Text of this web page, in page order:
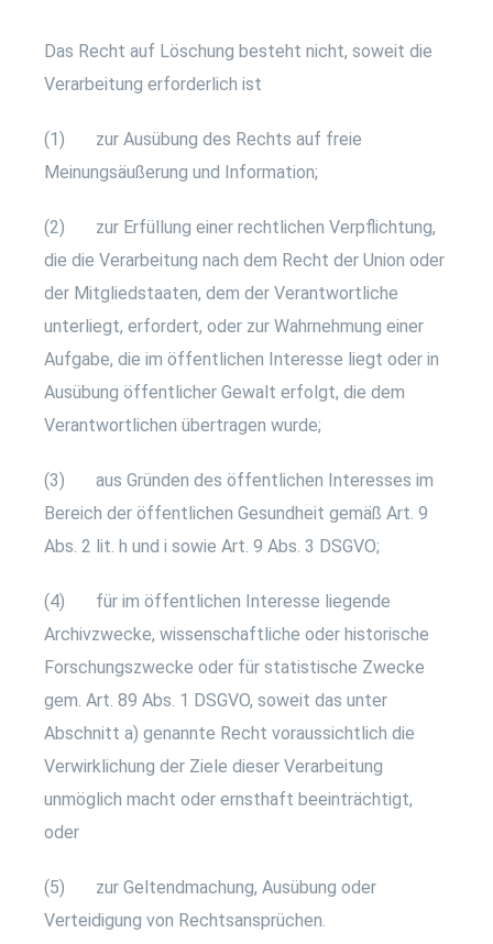
Das Recht auf Löschung besteht nicht, soweit die
Verarbeitung erforderlich ist
(1) zur Ausübung des Rechts auf freie
Meinungsäußerung und Information;
(2) zur Erfüllung einer rechtlichen Verpflichtung,
die die Verarbeitung nach dem Recht der Union oder
der Mitgliedstaaten, dem der Verantwortliche
unterliegt, erfordert, oder zur Wahrnehmung einer
Aufgabe, die im öffentlichen Interesse liegt oder in
Ausübung öffentlicher Gewalt erfolgt, die dem
Verantwortlichen übertragen wurde;
(3) aus Gründen des öffentlichen Interesses im
Bereich der öffentlichen Gesundheit gemäß Art. 9
Abs. 2 lit. h und i sowie Art. 9 Abs. 3 DSGVO;
(4) für im öffentlichen Interesse liegende
Archivzwecke, wissenschaftliche oder historische
Forschungszwecke oder für statistische Zwecke
gem. Art. 89 Abs. 1 DSGVO, soweit das unter
Abschnitt a) genannte Recht voraussichtlich die
Verwirklichung der Ziele dieser Verarbeitung
unmöglich macht oder ernsthaft beeinträchtigt,
oder
(5) zur Geltendmachung, Ausübung oder
Verteidigung von Rechtsansprüchen.